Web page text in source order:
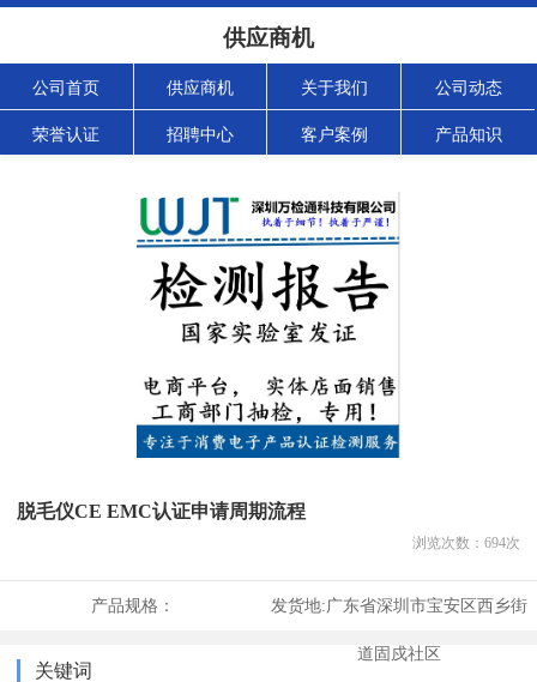
供应商机
公司首页 供应商机 关于我们 公司动态
荣誉认证 招聘中心 客户案例 产品知识
脱毛仪CE EMC认证申请周期流程
浏览次数： 694次
产品规格： 发货地:广东省深圳市宝安区西乡街
道固戍社区
关键词